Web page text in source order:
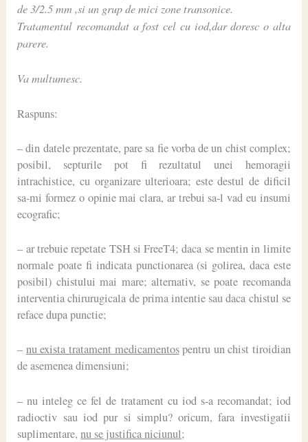
de 3/2.5 mm ,si un grup de mici zone transonice.
Tratamentul recomandat a fost cel cu iod,dar doresc o alta
parere.
Va multumesc.
Raspuns:
– din datele prezentate, pare sa fie vorba de un chist complex;
posibil, septurile pot fi rezultatul unei hemoragii
intrachistice, cu organizare ulterioara; este destul de dificil
sa-mi formez o opinie mai clara, ar trebui sa-l vad eu insumi
ecografic;
– ar trebuie repetate TSH si FreeT4; daca se mentin in limite
normale poate fi indicata punctionarea (si golirea, daca este
posibil) chistului mai mare; alternativ, se poate recomanda
interventia chirurugicala de prima intentie sau daca chistul se
reface dupa punctie;
– nu exista tratament medicamentospentru un chist tiroidian
de asemenea dimensiuni;
– nu inteleg ce fel de tratament cu iod s-a recomandat; iod
radioctiv sau iod pur si simplu? oricum, fara investigatii
suplimentare,nu se justifica niciunul;